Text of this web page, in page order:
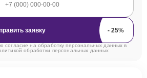
заявку
согласие на обработку персональных данных в
обработки персональных данных